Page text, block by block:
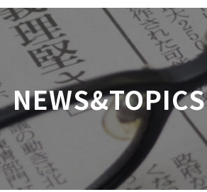
NEWS&TOPICS